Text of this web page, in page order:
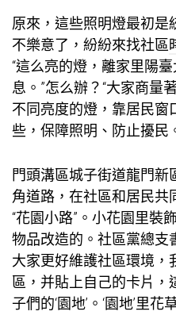
原來，這些照明燈最初是
不樂意了，紛紛來找社區
“這么亮的燈，離家里陽
息。”怎么辦？“大家商量
不同亮度的燈，靠居民窗
些，保障照明、防止擾民
門頭溝區城子街道龍門
角道路，在社區和居民共
“花園小路”。小花園里裝
物品改造的。社區黨總支
大家更好維護社區環境，
區，并貼上自己的卡片，
子們的‘園地’。‘園地’里